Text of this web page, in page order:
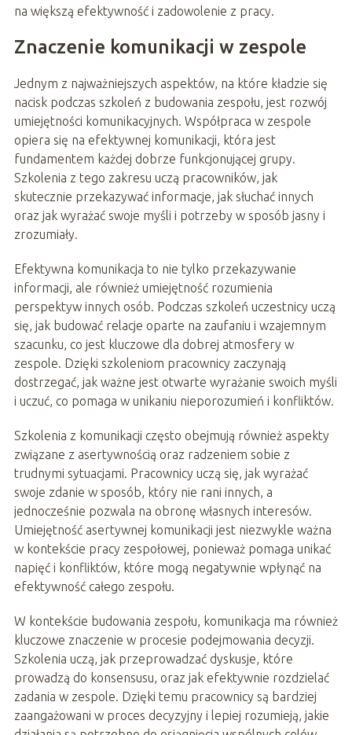
na większą efektywność i zadowolenie z pracy.
Znaczenie komunikacji w zespole
Jednym z najważniejszych aspektów, na które kładzie się
nacisk podczas szkoleń z budowania zespołu, jest rozwój
umiejętności komunikacyjnych. Współpraca w zespole
opiera się na efektywnej komunikacji, która jest
fundamentem każdej dobrze funkcjonującej grupy.
Szkolenia z tego zakresu uczą pracowników, jak
skutecznie przekazywać informacje, jak słuchać innych
oraz jak wyrażać swoje myśli i potrzeby w sposób jasny i
zrozumiały.
Efektywna komunikacja to nie tylko przekazywanie
informacji, ale również umiejętność rozumienia
perspektyw innych osób. Podczas szkoleń uczestnicy uczą
się, jak budować relacje oparte na zaufaniu i wzajemnym
szacunku, co jest kluczowe dla dobrej atmosfery w
zespole. Dzięki szkoleniom pracownicy zaczynają
dostrzegać, jak ważne jest otwarte wyrażanie swoich myśli
i uczuć, co pomaga w unikaniu nieporozumień i konfliktów.
Szkolenia z komunikacji często obejmują również aspekty
związane z asertywnością oraz radzeniem sobie z
trudnymi sytuacjami. Pracownicy uczą się, jak wyrażać
swoje zdanie w sposób, który nie rani innych, a
jednocześnie pozwala na obronę własnych interesów.
Umiejętność asertywnej komunikacji jest niezwykle ważna
w kontekście pracy zespołowej, ponieważ pomaga unikać
napięć i konfliktów, które mogą negatywnie wpłynąć na
efektywność całego zespołu.
W kontekście budowania zespołu, komunikacja ma również
kluczowe znaczenie w procesie podejmowania decyzji.
Szkolenia uczą, jak przeprowadzać dyskusje, które
prowadzą do konsensusu, oraz jak efektywnie rozdzielać
zadania w zespole. Dzięki temu pracownicy są bardziej
zaangażowani w proces decyzyjny i lepiej rozumieją, jakie